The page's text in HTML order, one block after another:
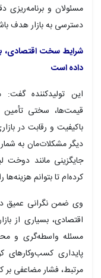
مسئولان و برنامه‌ریزی
دسترسی به بازار هدف
شرایط سخت اقتصادی،
داده است
این تولیدکننده
قیمت‌ها، سختی تأمین
باکیفیت و رقابت در
دیگر مشکلات‌مان به
جایگزینی مانند دوخت
کرده‌ام تا بتوانم هزینه‌ها
وی ضمن نگرانی عمیق
اقتصادی، بسیاری از
مسئله واسطه‌گری و
پایداری
مرتبط، فشار مضاعفی بر